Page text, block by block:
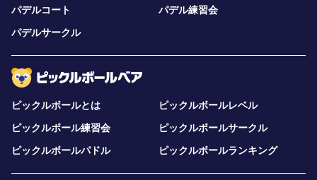
パデルコート
パデル練習会
パデルサークル
ピックルボールとは
ピックルボールレベル
ピックルボール練習会
ピックルボールサークル
ピックルボールパドル
ピックルボールランキング